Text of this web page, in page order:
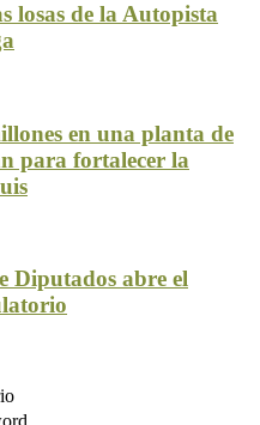
losas de la Autopista
en una planta de
para fortalecer la
Diputados abre el